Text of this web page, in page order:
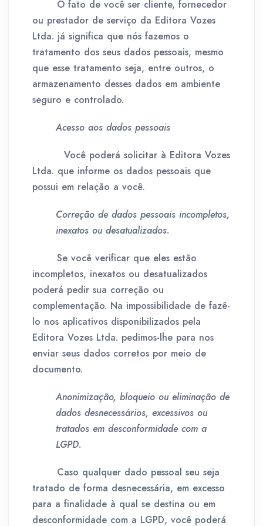
O fato de você ser cliente, fornecedor
ou prestador de serviço da Editora Vozes
Ltda. já significa que nós fazemos o
tratamento dos seus dados pessoais, mesmo
que esse tratamento seja, entre outros, o
armazenamento desses dados em ambiente
seguro e controlado.
Acesso aos dados pessoais
Você poderá solicitar à Editora Vozes
Ltda. que informe os dados pessoais que
possui em relação a você.
Correção de dados pessoais incompletos,
inexatos ou desatualizados.
Se você verificar que eles estão
incompletos, inexatos ou desatualizados
poderá pedir sua correção ou
complementação. Na impossibilidade de fazê-
lo nos aplicativos disponibilizados pela
Editora Vozes Ltda. pedimos-lhe para nos
enviar seus dados corretos por meio de
documento.
Anonimização, bloqueio ou eliminação de
dados desnecessários, excessivos ou
tratados em desconformidade com a
LGPD.
Caso qualquer dado pessoal seu seja
tratado de forma desnecessária, em excesso
para a finalidade à qual se destina ou em
desconformidade com a LGPD, você poderá